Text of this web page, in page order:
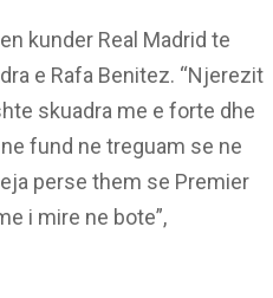
kunder Real Madrid te
e Rafa Benitez. “Njerezit
skuadra me e forte dhe
fund ne treguam se ne
perse them se Premier
i mire ne bote”,